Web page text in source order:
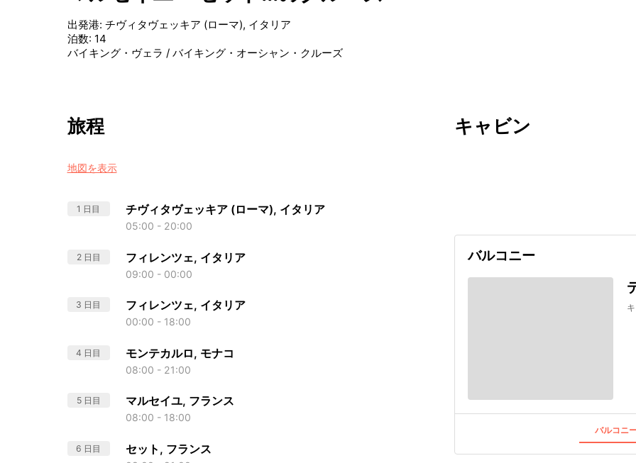
出発港: チヴィタヴェッキア (ローマ), イタリア
泊数: 14
バイキング・ヴェラ / バイキング・オーシャン・クルーズ
旅程
地図を表示
1 日目 チヴィタヴェッキア (ローマ), イタリア
05:00 - 20:00
2 日目 フィレンツェ, イタリア
09:00 - 00:00
3 日目 フィレンツェ, イタリア
00:00 - 18:00
4 日目 モンテカルロ, モナコ
08:00 - 21:00
5 日目 マルセイユ, フランス
08:00 - 18:00
6 日目 セット, フランス
キャビン
バルコニー
バルコニ